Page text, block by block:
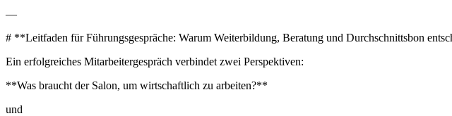
—
# **Leitfaden für Führungsgespräche: Warum Weiterbildung, Beratung und Durchschnittsbon
Ein erfolgreiches Mitarbeitergespräch verbindet zwei Perspektiven:
**Was braucht der Salon, um wirtschaftlich zu arbeiten?**
und